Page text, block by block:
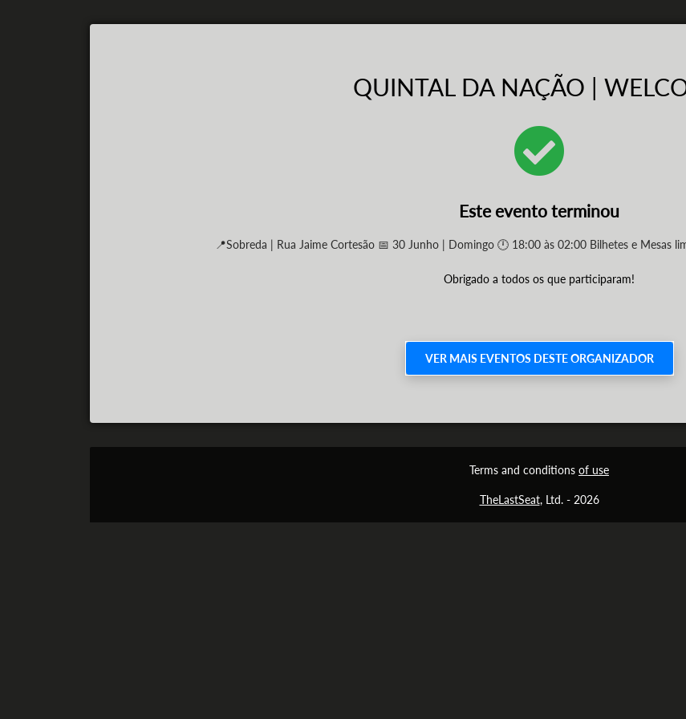
QUINTAL DA NAÇÃO |
Este evento terminou
📍Sobreda | Rua Jaime Cortesão 📅 30 Junho | Domingo 🕛 18:00 às 02:00 Bilhetes e Mesas
Obrigado a todos os que participaram!
VER MAIS EVENTOS DESTE ORGANIZADOR
Terms and conditions of use
TheLastSeat, Ltd. - 2026